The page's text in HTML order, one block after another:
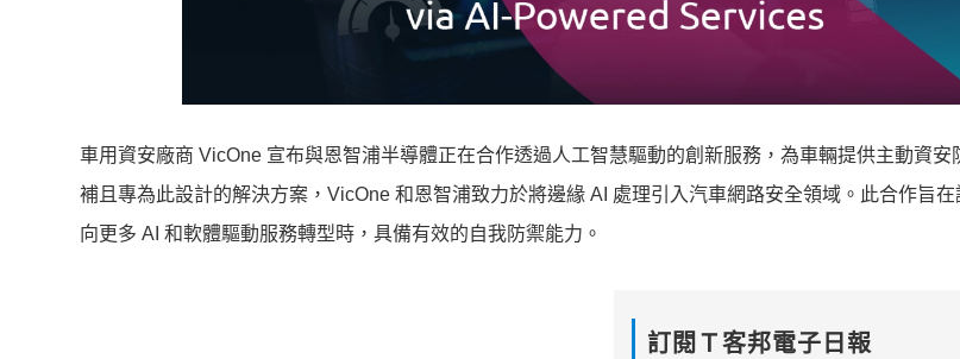
車用資安廠商 VicOne 宣布與恩智浦半導體正在合作透過人工智慧驅動的創新服務，為車輛提供主動資安
補且專為此設計的解決方案，VicOne 和恩智浦致力於將邊緣 AI 處理引入汽車網路安全領域。此合作旨
向更多 AI 和軟體驅動服務轉型時，具備有效的自我防禦能力。
訂閱Ｔ客邦電子日報